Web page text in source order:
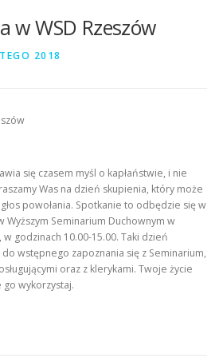
w WSD Rzeszów
2018
się czasem myśl o kapłaństwie, i nie
Was na dzień skupienia, który może
powołania. Spotkanie to odbędzie się w
Wyższym Seminarium Duchownym w
godzinach 10.00-15.00. Taki dzień
wstępnego zapoznania się z Seminarium,
oraz z klerykami. Twoje życie
wykorzystaj.